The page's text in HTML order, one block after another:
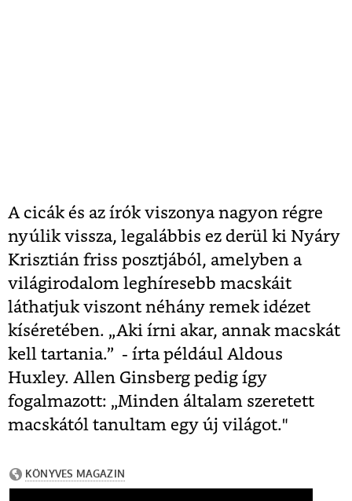
A cicák és az írók viszonya nagyon régre
nyúlik vissza, legalábbis ez derül ki Nyáry
Krisztián friss posztjából, amelyben a
világirodalom leghíresebb macskáit
láthatjuk viszont néhány remek idézet
kíséretében. „Aki írni akar, annak macskát
kell tartania.” - írta például Aldous
Huxley. Allen Ginsberg pedig így
fogalmazott: „Minden általam szeretett
macskától tanultam egy új világot."